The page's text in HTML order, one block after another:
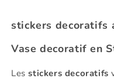
stickers decoratifs
Vase decoratif en
Lesstickers decoratifs